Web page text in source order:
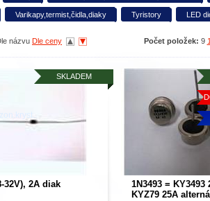
Varikapy,termist,čidla,diaky Tyristory LED
názvu Dle ceny Počet položek: 9
SKLADEM
32V), 2A diak
1N3493 = KY3493
KYZ79 25A